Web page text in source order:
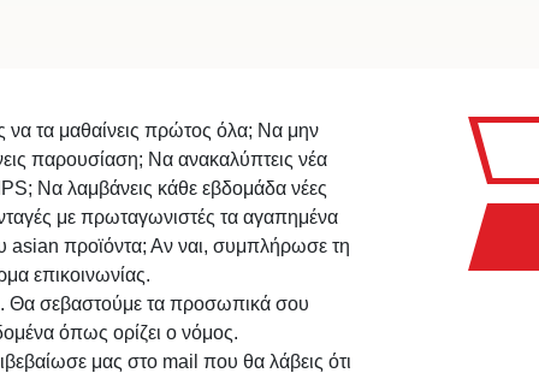
να τα μαθαίνεις πρώτος όλα; Να μην
παρουσίαση; Να ανακαλύπτεις νέα
Να λαμβάνεις κάθε εβδομάδα νέες
με πρωταγωνιστές τα αγαπημένα
asian προϊόντα; Αν ναι, συμπλήρωσε τη
επικοινωνίας.
Θα σεβαστούμε τα προσωπικά σου
όπως ορίζει ο νόμος.
μας στο mail που θα λάβεις ότι